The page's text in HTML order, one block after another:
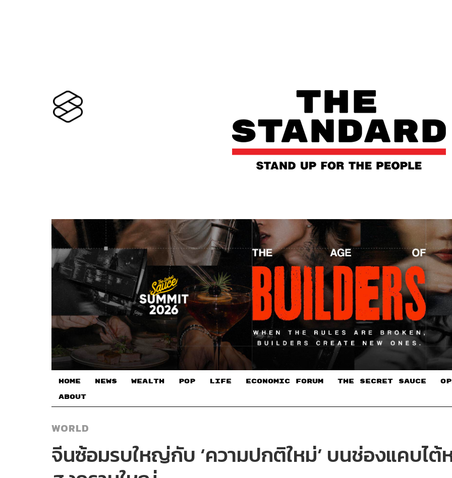
HOME NEWS WEALTH POP LIFE ECONOMIC FORUM THE SECRET SAUCE​
ABOUT
WORLD
จีนซ้อมรบใหญ่กับ ‘ความปกติใหม่’ บนช่องแคบไต้